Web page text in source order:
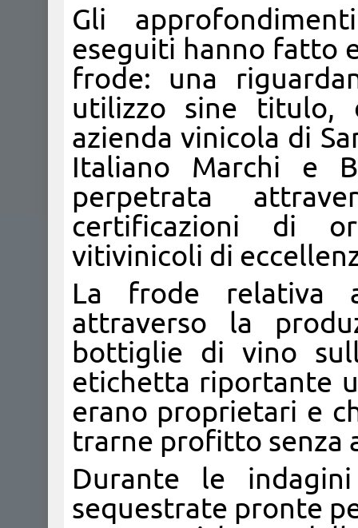
Gli
eseguiti hanno fatto
frode: una
utilizzo sine titulo,
azienda vinicola di
Italiano Marchi e
perpetrata
certificazioni di
vitivinicoli di
La frode relativa
attraverso la
bottiglie di vino
etichetta riportante
erano proprietari e
trarne profitto senza
Durante le
sequestrate pronte